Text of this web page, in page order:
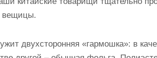
вещицы.
двухсторонняя «гармошка»: в